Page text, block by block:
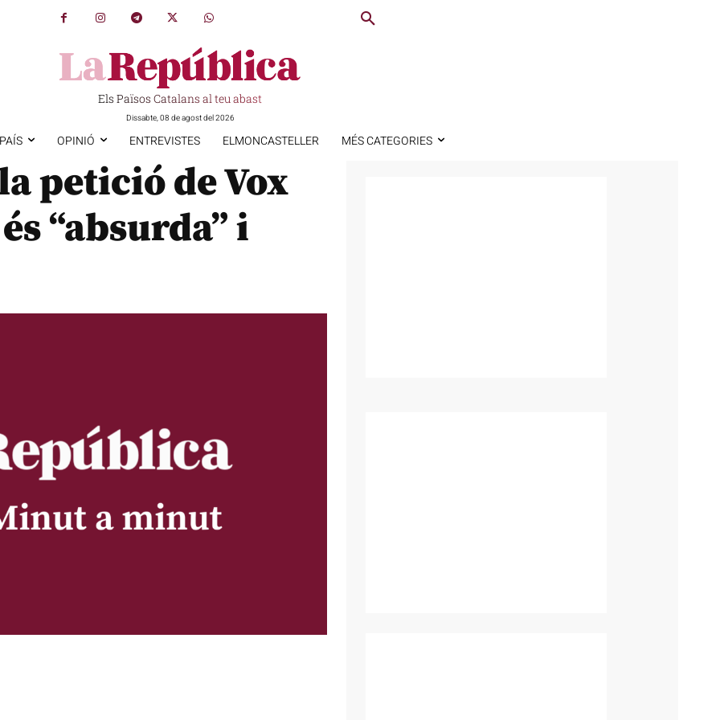
Els Països Catalans al teu abast
Dissabte, 08 de agost del 2026
OPINIÓ ENTREVISTES ELMONCASTELLER MÉS CATEGORIES
petició de Vox
“absurda” i